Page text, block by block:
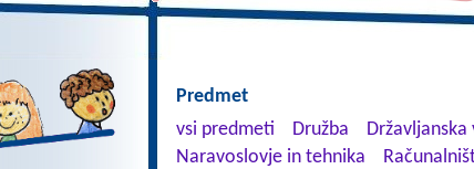
Predmet
vsi predmeti
Družba Državljanska
Naravoslovje in tehnika